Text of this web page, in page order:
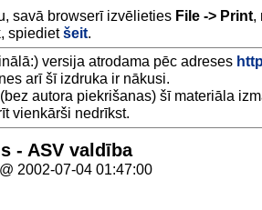
savā browserī izvēlieties File -> Print,
spiedietšeit.
versija atrodama pēc adreses
arī šī izdruka ir nākusi.
autora piekrišanas) šī materiāla
vienkārši nedrīkst.
- ASV valdība
2002-07-04 01:47:00